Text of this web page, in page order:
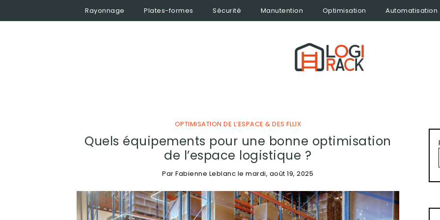
Rayonnage Plates-formes Sécurité Manutention Optimisation Automatisation
OPTIMISATION DE L’ESPACE & DES FLUX
Quels équipements pour une bonne optimisation
de l’espace logistique ?
ParFabienne Leblanc lemardi, août 19, 2025